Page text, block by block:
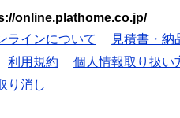
online.plathome.co.jp/
ラインについて 見積書・納
利用規約 個人情報取り扱い
り消し